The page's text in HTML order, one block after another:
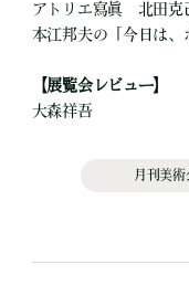
アトリエ寫眞 北田克
本江邦夫の「今日は
【展覧会レビュー】
大森祥吾
月刊美術